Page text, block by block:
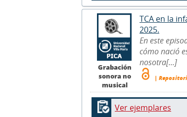
Grabación
sonora no
musical
TCA en la
2025.
En este
cómo nació
nosotra[...]
|
Ver ejemplares